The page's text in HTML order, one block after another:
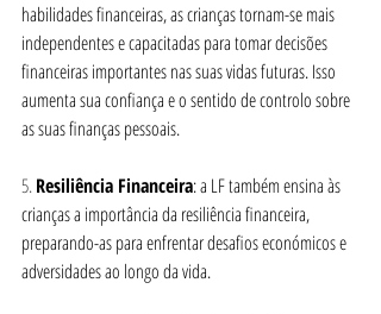
habilidades financeiras, as crianças tornam-se mais
independentes e capacitadas para tomar decisões
financeiras importantes nas suas vidas futuras. Isso
aumenta sua confiança e o sentido de controlo sobre
as suas finanças pessoais.
5. Resiliência Financeira: a LF também ensina às
crianças a importância da resiliência financeira,
preparando-as para enfrentar desafios económicos e
adversidades ao longo da vida.